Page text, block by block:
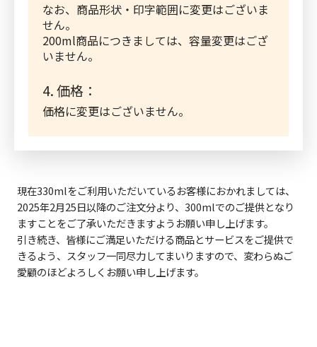
なお、商品形状・印字範囲に変更はございま
せん。
200ml商品につきましては、容量変更はござ
いません。
4. 価格：
価格に変更はございません。
現在330mlをご利用いただいているお客様におかれましては、
2025年2月25日以降のご注文分より、300mlでのご提供となり
ますことをご了承いただきますようお願い申し上げます。
引き続き、皆様にご満足いただける商品とサービスをご提供で
きるよう、スタッフ一同尽力してまいりますので、変わらぬご
愛顧のほどよろしくお願い申し上げます。